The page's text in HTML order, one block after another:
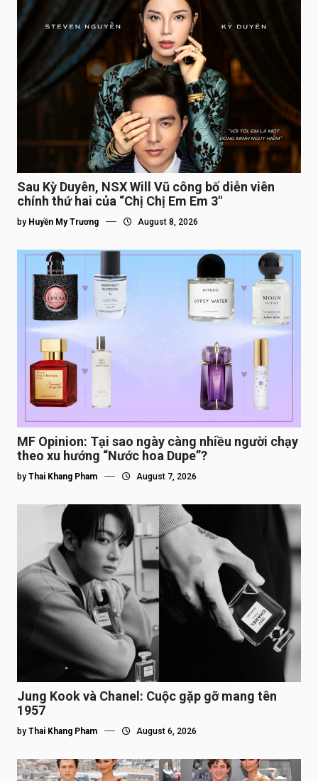
Sau Kỳ Duyên, NSX Will Vũ công bố diễn viên
chính thứ hai của “Chị Chị Em Em 3″
by Huyền My Trương August 8, 2026
MF Opinion: Tại sao ngày càng nhiều người chạy
theo xu hướng “Nước hoa Dupe”?
by Thai Khang Pham August 7, 2026
Jung Kook và Chanel: Cuộc gặp gỡ mang tên
1957
by Thai Khang Pham August 6, 2026